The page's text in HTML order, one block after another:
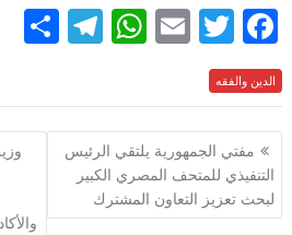
F
ac
e
b
o
o
T
itt
er
E
ai
l
W
at
s
A
p
T
e
gr
a
e
الدين والفقه
تصفّح
المقالات
مفتي الجمهورية يلتقي الرئيس
التنفيذي للمتحف المصري الكبير
لبحث تعزيز التعاون المشترك